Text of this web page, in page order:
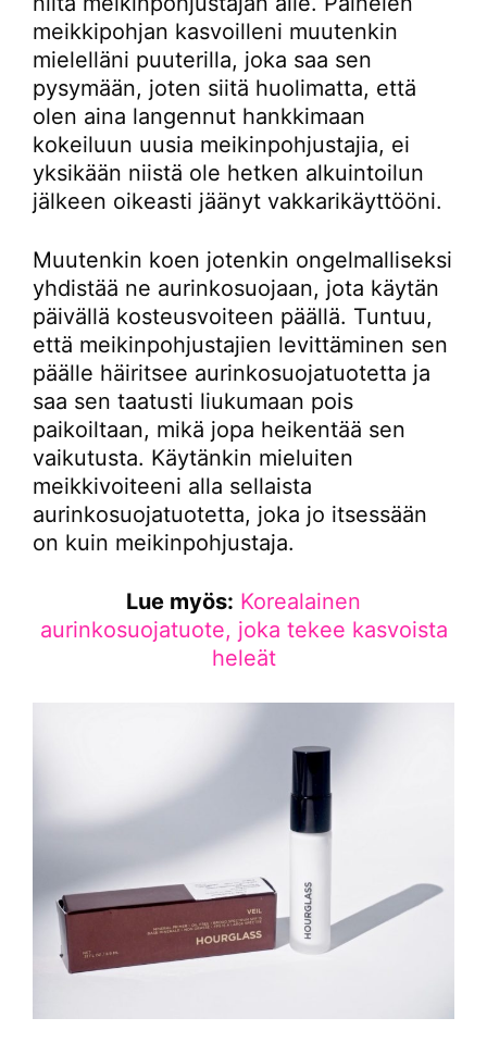
meikkipohjan kasvoilleni muutenkin
mielelläni puuterilla, joka saa sen
pysymään, joten siitä huolimatta, että
olen aina langennut hankkimaan
kokeiluun uusia meikinpohjustajia, ei
yksikään niistä ole hetken alkuintoilun
jälkeen oikeasti jäänyt vakkarikäyttööni.
Muutenkin koen jotenkin ongelmalliseksi
yhdistää ne aurinkosuojaan, jota käytän
päivällä kosteusvoiteen päällä. Tuntuu,
että meikinpohjustajien levittäminen sen
päälle häiritsee aurinkosuojatuotetta ja
saa sen taatusti liukumaan pois
paikoiltaan, mikä jopa heikentää sen
vaikutusta. Käytänkin mieluiten
meikkivoiteeni alla sellaista
aurinkosuojatuotetta, joka jo itsessään
on kuin meikinpohjustaja.
Lue myös: Korealainen
aurinkosuojatuote, joka tekee kasvoista
heleät